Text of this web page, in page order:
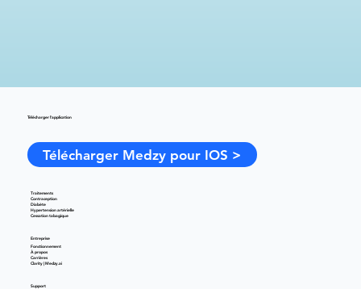
Télécharger l'application
Télécharger Medzy pour IOS >
Traitements
Contraception
Diabète
Hypertension artérielle
Cessation tabagique
Entreprise
Fonctionnement
À propos
Carrières
Clarity | Medzy.ai
Support